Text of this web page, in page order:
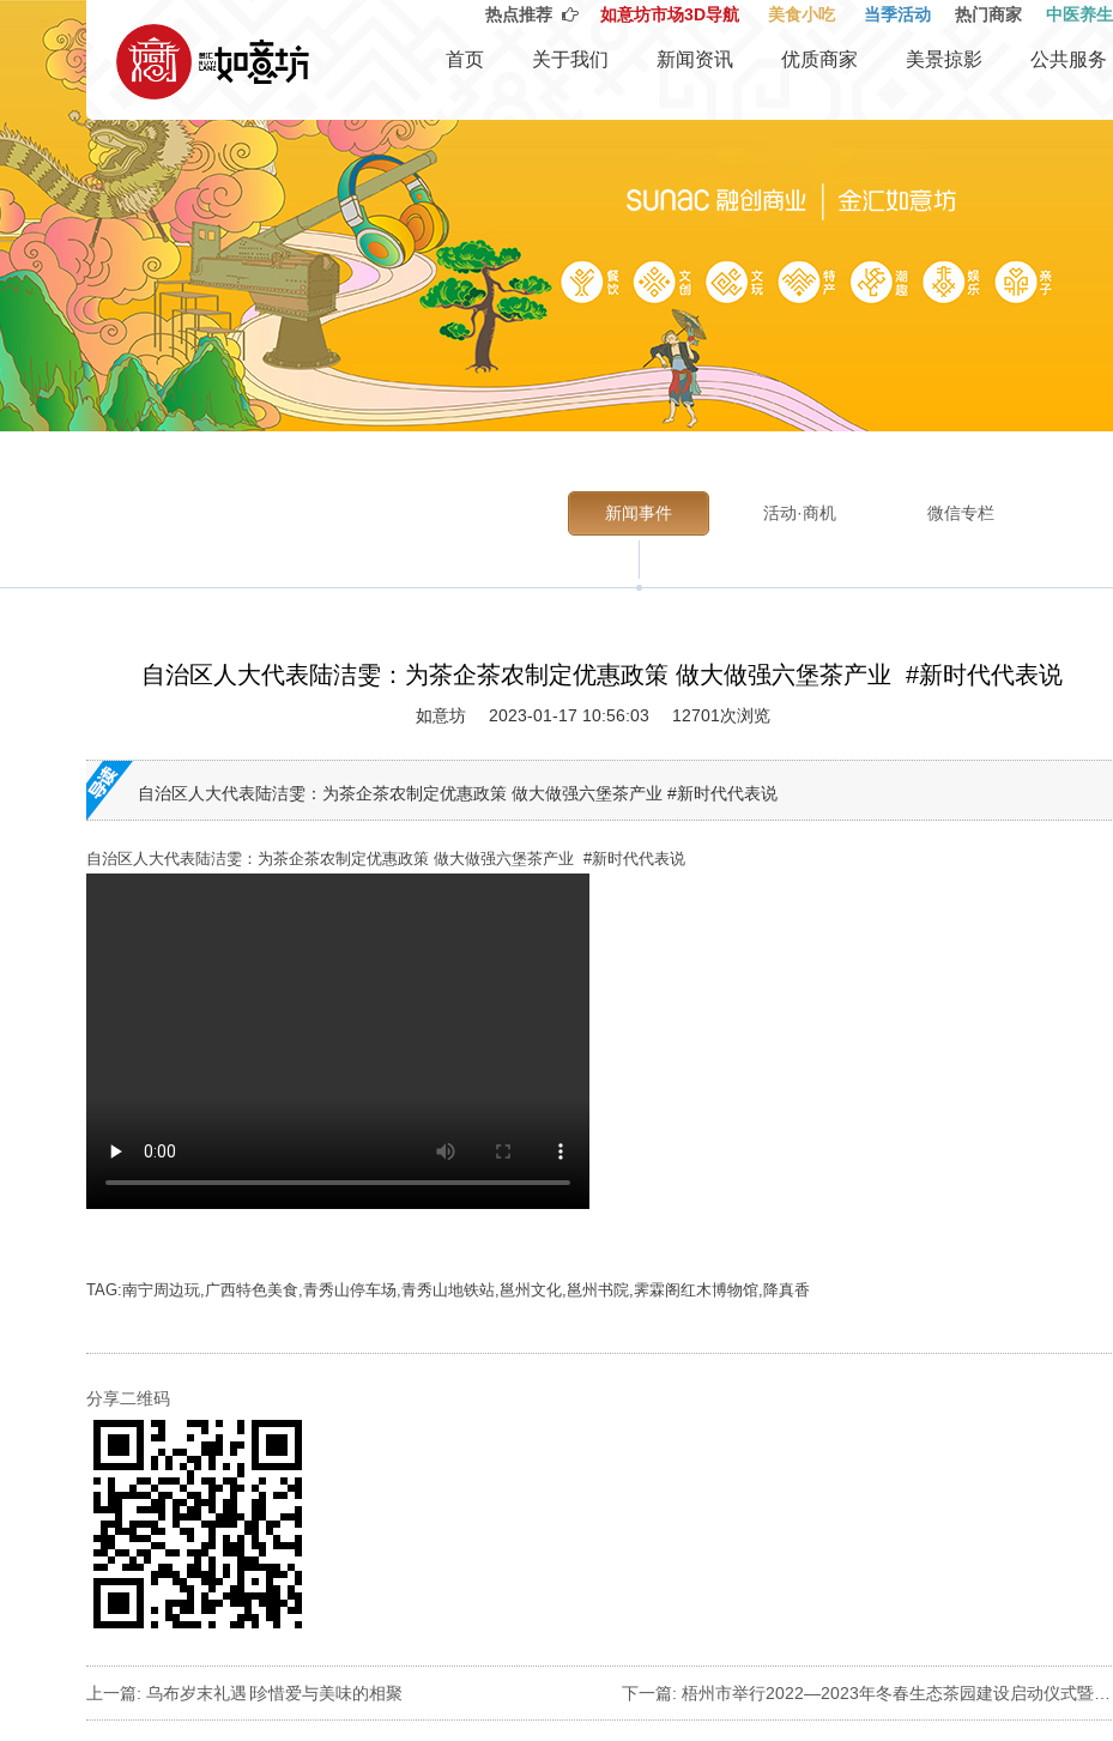
热点推荐 如意坊市场3D导航 美食小吃 当季活动 热门商家 中医养生
首页 关于我们 新闻资讯 优质商家 美景掠影 公共服务
新闻事件 活动·商机 微信专栏
自治区人大代表陆洁雯：为茶企茶农制定优惠政策 做大做强六堡茶产业 #新时代代表说
如意坊 2023-01-17 10:56:03 12701次浏览
自治区人大代表陆洁雯：为茶企茶农制定优惠政策 做大做强六堡茶产业 #新时代代表说
自治区人大代表陆洁雯：为茶企茶农制定优惠政策 做大做强六堡茶产业 #新时代代表说
TAG:南宁周边玩,广西特色美食,青秀山停车场,青秀山地铁站,邕州文化,邕州书院,霁霖阁红木博物馆,降真香
分享二维码
上一篇: 乌布岁末礼遇∣珍惜爱与美味的相聚 下一篇:梧州市举行2022—2023年冬春生态茶园建设启动仪式暨黑石山茶文旅综合体项目开工仪式